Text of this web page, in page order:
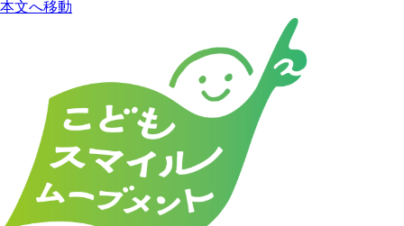
本文へ移動